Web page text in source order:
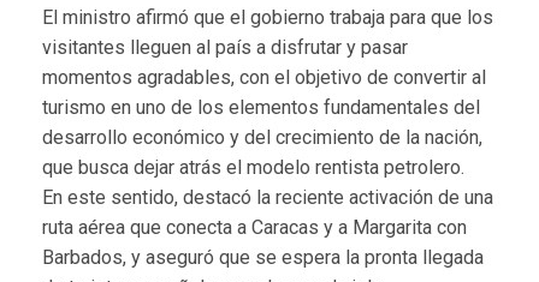
El ministro afirmó que el gobierno trabaja para que los
visitantes lleguen al país a disfrutar y pasar
momentos agradables, con el objetivo de convertir al
turismo en uno de los elementos fundamentales del
desarrollo económico y del crecimiento de la nación,
que busca dejar atrás el modelo rentista petrolero.
En este sentido, destacó la reciente activación de una
ruta aérea que conecta a Caracas y a Margarita con
Barbados, y aseguró que se espera la pronta llegada